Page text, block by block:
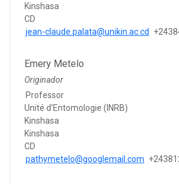
Kinshasa
CD
jean-claude.palata@unikin.ac.cd
Emery Metelo
Originador
Professor
Unité d'Entomologie (INRB)
Kinshasa
Kinshasa
CD
pathymetelo@googlemail.com